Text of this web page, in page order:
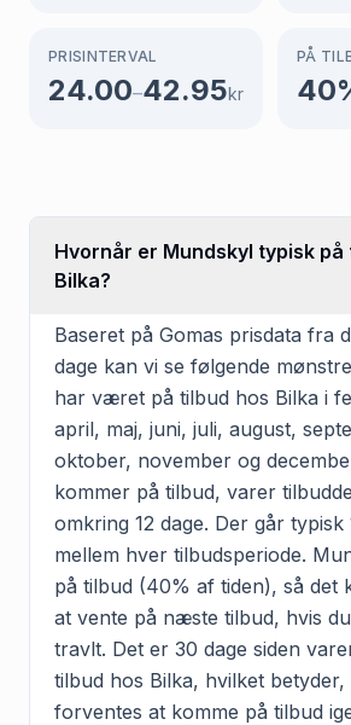
PRISINTERVAL
24.00–42.95kr
PÅ
40
Hvornår er Mundskyl typisk på
Bilka?
Baseret på Gomas prisdata fra
dage kan vi se følgende
har været på tilbud hos Bilka i
april, maj, juni, juli, august,
oktober, november og
kommer på tilbud, varer
omkring 12 dage. Der går typisk
mellem hver tilbudsperiode.
på tilbud (40% af tiden), så det
at vente på næste tilbud, hvis
travlt. Det er 30 dage siden
tilbud hos Bilka, hvilket betyder,
forventes at komme på tilbud